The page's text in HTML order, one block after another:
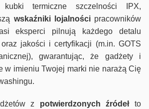
termiczne szczelności IPX,
wskaźniki lojalnościpracowników
eksperci pilnują każdego detalu
jakości i certyfikacji (m.in. GOTS
gwarantując, że gadżety i
w imieniu Twojej marki nie narażą Cię
z potwierdzonych źródełto